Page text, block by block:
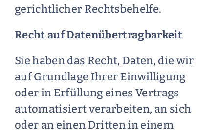
gerichtlicher Rechtsbehelfe.
Recht auf Daten­übertrag­barkeit
Sie haben das Recht, Daten, die wir
auf Grundlage Ihrer Einwilligung
oder in Erfüllung eines Vertrags
automatisiert verarbeiten, an sich
oder an einen Dritten in einem